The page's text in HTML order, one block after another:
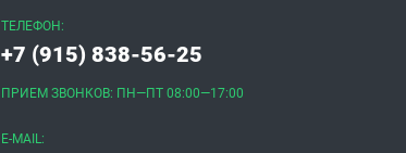
ТЕЛЕФОН:
+7 (915) 838-56-25
ПРИЕМ ЗВОНКОВ: ПН—ПТ 08:00—17:00
E-MAIL: